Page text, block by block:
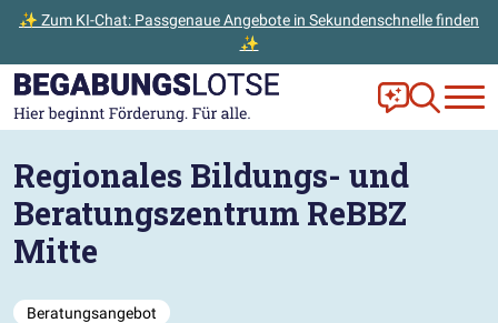
✨ Zum KI-Chat: Passgenaue Angebote in Sekundenschnelle finden
✨
Zum Hauptinhalt der Seite springen
Zur Startseite gehen Frag Ella!
Zur
Regionales Bildungs- und
Beratungszentrum ReBBZ
Mitte
Beratungsangebot